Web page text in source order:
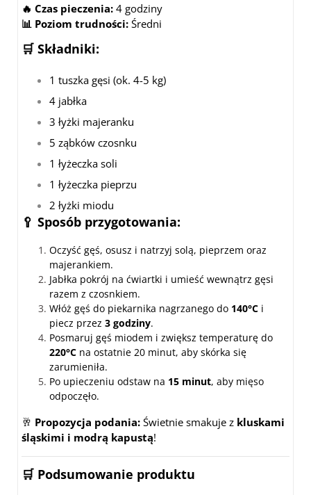
🔥 Czas pieczenia: 4 godziny
📊 Poziom trudności: Średni
🛒 Składniki:
1 tuszka gęsi (ok. 4-5 kg)
4 jabłka
3 łyżki majeranku
5 ząbków czosnku
1 łyżeczka soli
1 łyżeczka pieprzu
2 łyżki miodu
🥄 Sposób przygotowania:
Oczyść gęś, osusz i natrzyj solą, pieprzem oraz
majerankiem.
Jabłka pokrój na ćwiartki i umieść wewnątrz gęsi
razem z czosnkiem.
Włóż gęś do piekarnika nagrzanego do 140°C i
piecz przez 3 godziny.
Posmaruj gęś miodem i zwiększ temperaturę do
220°C na ostatnie 20 minut, aby skórka się
zarumieniła.
Po upieczeniu odstaw na 15 minut, aby mięso
odpoczęło.
🥂 Propozycja podania: Świetnie smakuje z kluskami
śląskimi i modrą kapustą!
🛒 Podsumowanie produktu